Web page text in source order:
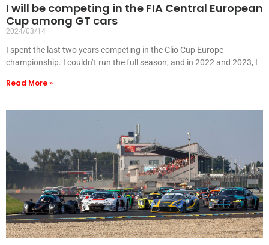
I will be competing in the FIA Central European
Cup among GT cars
2024/03/14
I spent the last two years competing in the Clio Cup Europe
championship. I couldn’t run the full season, and in 2022 and 2023, I
Read More »